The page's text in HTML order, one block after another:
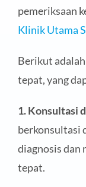
pemeriksaan
Klinik Utama
Berikut
tepat, yang
1. Konsultasi
berkonsultasi
diagnosis dan
tepat.